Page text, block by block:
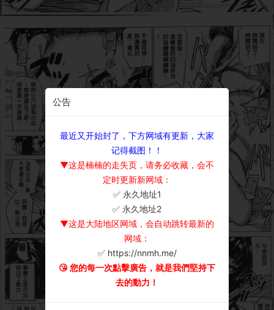
公告
最近又开始封了，下方网域有更新，大家
记得截图！！
▼这是楠楠的走失页，请务必收藏，会不
定时更新新网域：
✅ 永久地址1
✅ 永久地址2
▼这是大陆地区网域，会自动跳转最新的
网域：
✅ https://nnmh.me/
😘 您的每一次點擊廣告，就是我們堅持下
去的動力！